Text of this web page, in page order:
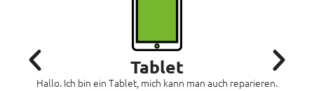
Tablet
Hallo. Ich bin ein Tablet, mich kann man auch reparieren.